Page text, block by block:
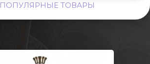
ПОПУЛЯРНЫЕ ТОВАРЫ